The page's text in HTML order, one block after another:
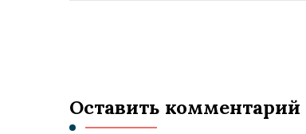
Оставить комментарий